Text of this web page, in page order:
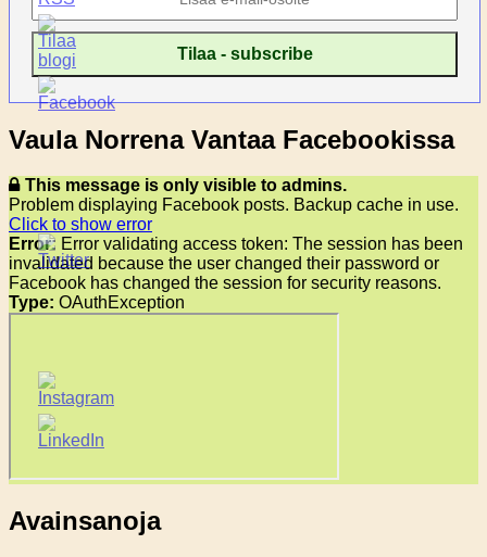
Vaula Norrena Vantaa Facebookissa
This message is only visible to admins.
Problem displaying Facebook posts. Backup cache in use.
Click to show error
Error: Error validating access token: The session has been
invalidated because the user changed their password or
Facebook has changed the session for security reasons.
Type: OAuthException
Avainsanoja